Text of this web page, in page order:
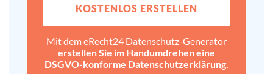
KOSTENLOS ERSTELLEN
Mit dem eRecht24 Datenschutz-Generator
erstellen Sie im Handumdrehen eine
DSGVO-konforme Datenschutz­erklärung.